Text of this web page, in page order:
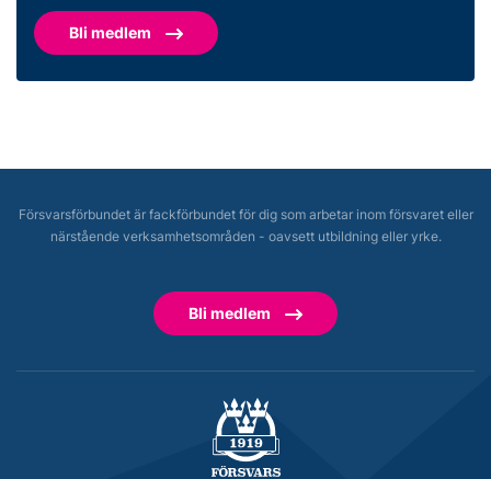
Bli medlem
Försvarsförbundet är fackförbundet för dig som arbetar inom försvaret eller
närstående verksamhetsområden - oavsett utbildning eller yrke.
Bli medlem
Försvarsförbundet